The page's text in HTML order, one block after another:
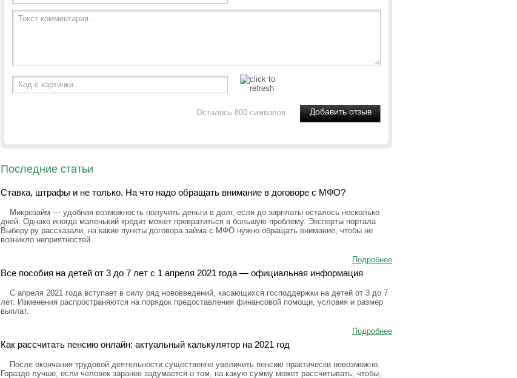
Текст комментария...
Код с картинки...
Осталось 800 символов
Последние статьи
Ставка, штрафы и не только. На что надо обращать внимание в договоре с МФО?
Микрозайм — удобная возможность получить деньги в долг, если до зарплаты осталось несколько
дней. Однако иногда маленький кредит может превратиться в большую проблему. Эксперты портала
Выберу.ру рассказали, на какие пункты договора займа с МФО нужно обращать внимание, чтобы не
возникло неприятностей.
Подробнее
Все пособия на детей от 3 до 7 лет с 1 апреля 2021 года — официальная информация
С апреля 2021 года вступает в силу ряд нововведений, касающихся господдержки на детей от 3 до 7
лет. Изменения распространяются на порядок предоставления финансовой помощи, условия и размер
выплат.
Подробнее
Как рассчитать пенсию онлайн: актуальный калькулятор на 2021 год
После окончания трудовой деятельности существенно увеличить пенсию практически невозможно.
Гораздо лучше, если человек заранее задумается о том, на какую сумму может рассчитывать, чтобы,